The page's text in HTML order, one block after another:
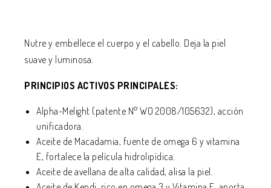
Nutre y embellece el cuerpo y el cabello. Deja la piel
suave y luminosa.
PRINCIPIOS ACTIVOS PRINCIPALES:
Alpha-Melight (patente N° WO 2008/105632), acción
unificadora.
Aceite de Macadamia, fuente de omega 6 y vitamina
E, fortalece la película hidrolipídica.
Aceite de avellana de alta calidad, alisa la piel.